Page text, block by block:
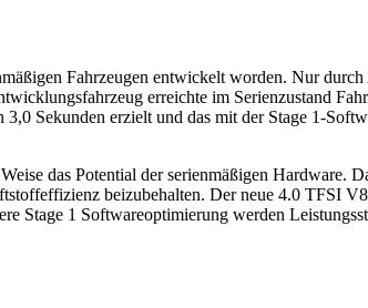
Fahrzeugen entwickelt worden. Nur
erreichte im Serienzustand
Sekunden erzielt und das mit der Stage 1-
das Potential der serienmäßigen Hardware.
beizubehalten. Der neue 4.0 TFSI
Stage 1 Softwareoptimierung werden